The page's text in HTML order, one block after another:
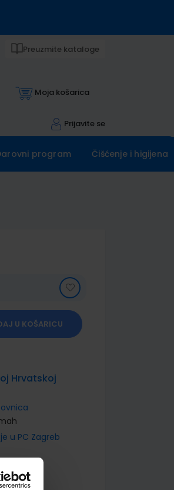
Preuzmite kataloge
Moja košarica
Prijavite se
program Čišćenje i higijena
U KOŠARICU
Hrvatskoj
u PC Zagreb